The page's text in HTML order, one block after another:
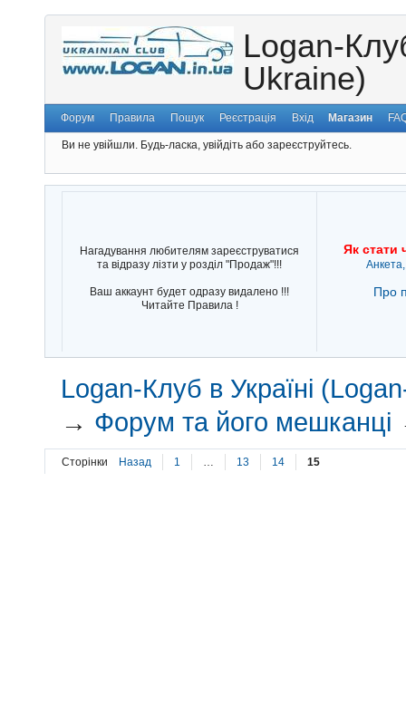
Logan-
Ukraine)
Форум Правила Пошук Реєстрація Вхід Магазин
Ви не увійшли. Будь-ласка, увійдіть або зареєструйтесь.
Нагадування любителям зареєструватися
та відразу лізти у розділ "Продаж"!!!
Ваш аккаунт будет одразу видалено !!!
Читайте Правила !
Як стати
Про
Logan-Клуб в Україні
→ Форум та його мешканці
Сторінки Назад 1 13 14 15